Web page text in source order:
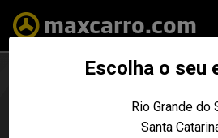
Escolha o seu
Rio Grande do
Santa